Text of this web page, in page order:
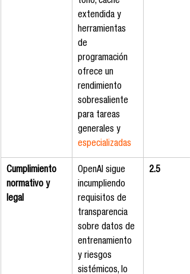
extendida y
herramientas
de
programación
ofrece un
rendimiento
sobresaliente
para tareas
generales y
especializadas
Cumplimiento
normativo y
legal
OpenAI sigue
incumpliendo
requisitos de
transparencia
sobre datos de
entrenamiento
y riesgos
sistémicos, lo
2.5